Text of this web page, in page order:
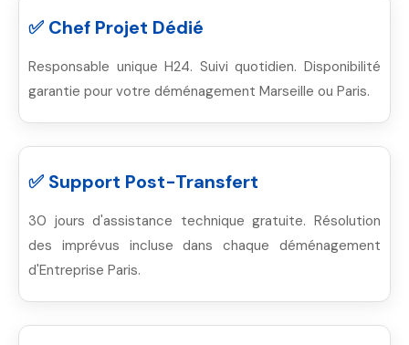
✅ Chef Projet Dédié
Responsable unique H24. Suivi quotidien. Disponibilité
garantie pour votre déménagement Marseille ou Paris.
✅ Support Post-Transfert
30 jours d'assistance technique gratuite. Résolution
des imprévus incluse dans chaque déménagement
d'Entreprise Paris.